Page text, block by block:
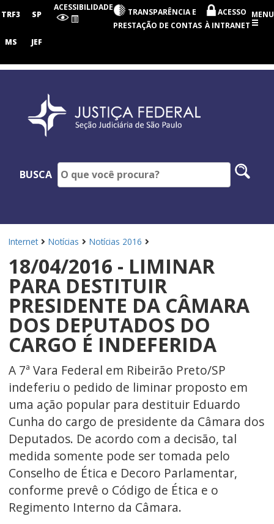
Judiciária
Paulo
TRF3 SP
MS JEF
ACESSIBILIDADE
TRANSPARÊNCIA E
PRESTAÇÃO DE CONTAS
ACESSO
À INTRANET
MENU
BUSCA
Internet Notícias Notícias 2016
18/04/2016 - LIMINAR
PARA DESTITUIR
PRESIDENTE DA CÂMARA
DOS DEPUTADOS DO
CARGO É INDEFERIDA
A 7ª Vara Federal em Ribeirão Preto/SP
indeferiu o pedido de liminar proposto em
uma ação popular para destituir Eduardo
Cunha do cargo de presidente da Câmara dos
Deputados. De acordo com a decisão, tal
medida somente pode ser tomada pelo
Conselho de Ética e Decoro Parlamentar,
conforme prevê o Código de Ética e o
Regimento Interno da Câmara.